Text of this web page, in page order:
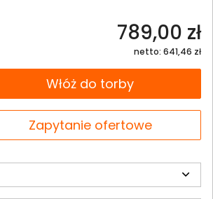
789,00 zł
netto: 641,46 zł
Włóż do torby
Zapytanie ofertowe